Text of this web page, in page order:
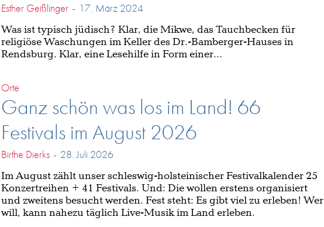
Esther Geißlinger - 17. März 2024
Was ist typisch jüdisch? Klar, die Mikwe, das Tauchbecken für
religiöse Waschungen im Keller des Dr.-Bamberger-Hauses in
Rendsburg. Klar, eine Lesehilfe in Form einer...
Orte
Ganz schön was los im Land! 66
Festivals im August 2026
Birthe Dierks - 28. Juli 2026
Im August zählt unser schleswig-holsteinischer Festivalkalender 25
Konzertreihen + 41 Festivals. Und: Die wollen erstens organisiert
und zweitens besucht werden. Fest steht: Es gibt viel zu erleben! Wer
will, kann nahezu täglich Live-Musik im Land erleben.